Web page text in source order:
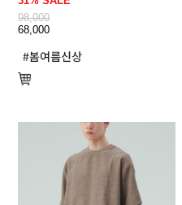
98,000
68,000